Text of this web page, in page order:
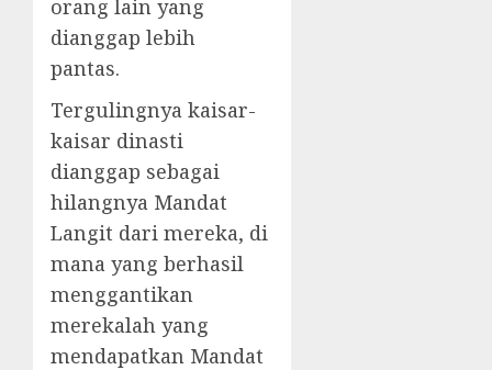
orang lain yang
dianggap lebih
pantas.
Tergulingnya kaisar-
kaisar dinasti
dianggap sebagai
hilangnya Mandat
Langit dari mereka, di
mana yang berhasil
menggantikan
merekalah yang
mendapatkan Mandat